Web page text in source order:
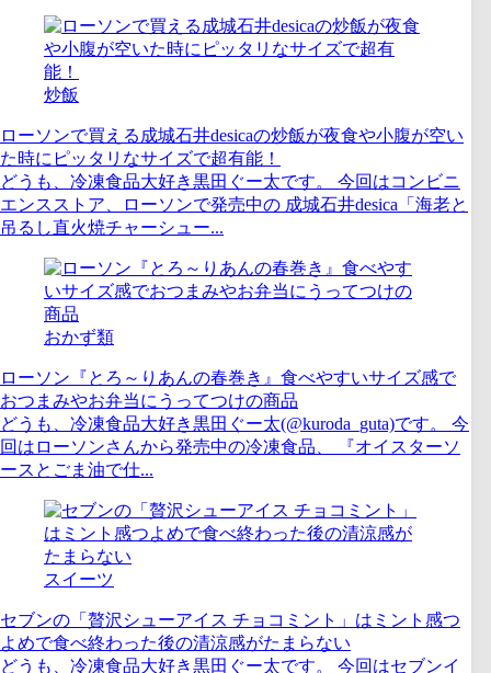
炒飯
ローソンで買える成城石井desicaの炒飯が夜食や小腹が空い
た時にピッタリなサイズで超有能！
どうも、冷凍食品大好き黒田ぐー太です。 今回はコンビニ
エンスストア、ローソンで発売中の 成城石井desica「海老と
吊るし直火焼チャーシュー...
おかず類
ローソン『とろ～りあんの春巻き』食べやすいサイズ感で
おつまみやお弁当にうってつけの商品
どうも、冷凍食品大好き黒田ぐー太(@kuroda_guta)です。 今
回はローソンさんから発売中の冷凍食品、 『オイスターソ
ースとごま油で仕...
スイーツ
セブンの「贅沢シューアイス チョコミント」はミント感つ
よめで食べ終わった後の清涼感がたまらない
どうも、冷凍食品大好き黒田ぐー太です。 今回はセブンイ